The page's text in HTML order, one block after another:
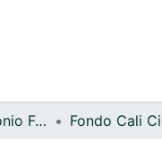
Archivo del Patrimonio Fotográfico y Fílmico del Valle del Cauca Fondo Cali